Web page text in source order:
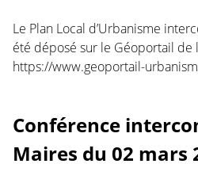
Le Plan Local d’Urbanisme
été déposé sur le Géoportail de
https://www.geoportail-
Conférence
Maires du 02 mars